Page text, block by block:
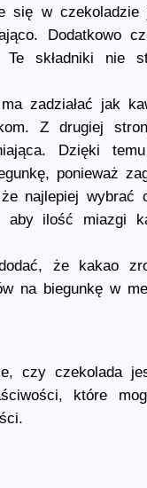
się w czekoladzie
Dodatkowo
Te składniki nie
zadziałać jak
Z drugiej
Dzięki
ponieważ
najlepiej wybrać
aby ilość miazgi
że kakao
na biegunkę w
czy czekolada
które